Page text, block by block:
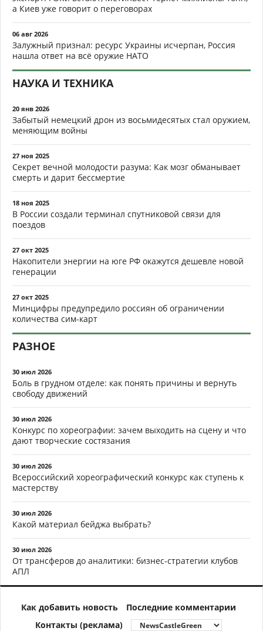
а Киев уже говорит о переговорах
06 авг 2026
Залужный признал: ресурс Украины исчерпан, Россия
нашла ответ на всё оружие НАТО
НАУКА И ТЕХНИКА
20 янв 2026
Забытый немецкий дрон из восьмидесятых стал оружием,
меняющим войны
27 ноя 2025
Секрет вечной молодости разума: Как мозг обманывает
смерть и дарит бессмертие
18 ноя 2025
В России создали терминал спутниковой связи для
поездов
27 окт 2025
Накопители энергии на юге РФ окажутся дешевле новой
генерации
27 окт 2025
Минцифры предупредило россиян об ограничении
количества сим-карт
РАЗНОЕ
30 июл 2026
Боль в грудном отделе: как понять причины и вернуть
свободу движений
30 июл 2026
Конкурс по хореографии: зачем выходить на сцену и что
дают творческие состязания
30 июл 2026
Всероссийский хореографический конкурс как ступень к
мастерству
30 июл 2026
Какой материал бейджа выбрать?
30 июл 2026
От трансферов до аналитики: бизнес-стратегии клубов
АПЛ
Как добавить новость
Последние комментарии
Контакты (реклама)